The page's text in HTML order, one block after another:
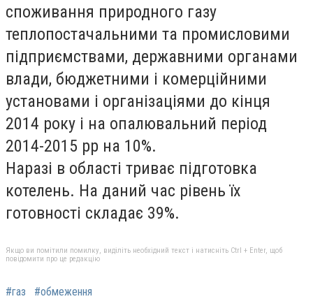
споживання природного газу
теплопостачальними та промисловими
підприємствами, державними органами
влади, бюджетними і комерційними
установами і організаціями до кінця
2014 року і на опалювальний період
2014-2015 рр на 10%.
Наразі в області триває підготовка
котелень. На даний час рівень їх
готовності складає 39%.
Якщо ви помітили помилку, виділіть необхідний текст і натисніть Ctrl + Enter, щоб
повідомити про це редакцію
#газ #обмеження